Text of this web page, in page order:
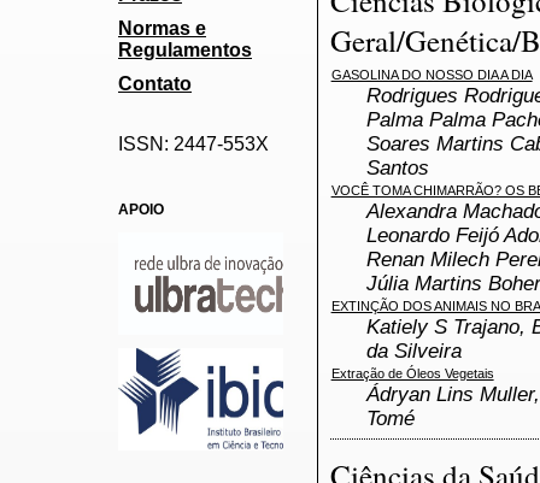
Normas e
Regulamentos
Contato
ISSN: 2447-553X
APOIO
Geral/Genética/
GASOLINA DO NOSSO DIA A DIA
Rodrigues
Palma Palma
Soares Martins
Santos
VOCÊ TOMA CHIMARRÃO? OS
Alexandra
Leonardo Feijó
Renan Milech
Júlia Martins Boher
EXTINÇÃO DOS ANIMAIS NO
Katiely S Trajano,
da Silveira
Extração de Óleos Vegetais
Ádryan Lins
Tomé
Ciências da